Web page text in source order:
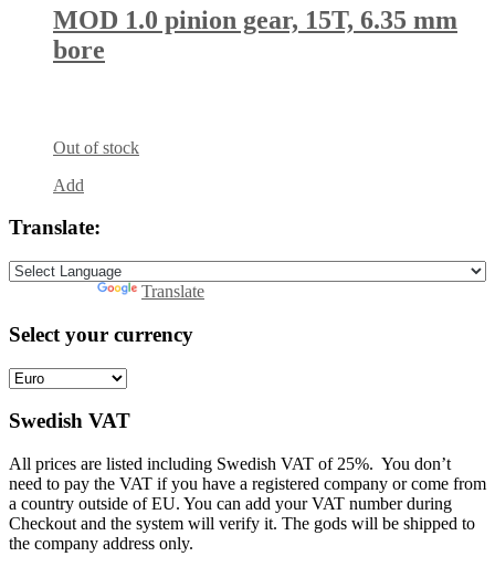
MOD 1.0 pinion gear, 15T, 6.35 mm
bore
Out of stock
Add
Translate:
Translate
Select your currency
Swedish VAT
All prices are listed including Swedish VAT of 25%. You don’t
need to pay the VAT if you have a registered company or come from
a country outside of EU. You can add your VAT number during
Checkout and the system will verify it. The gods will be shipped to
the company address only.